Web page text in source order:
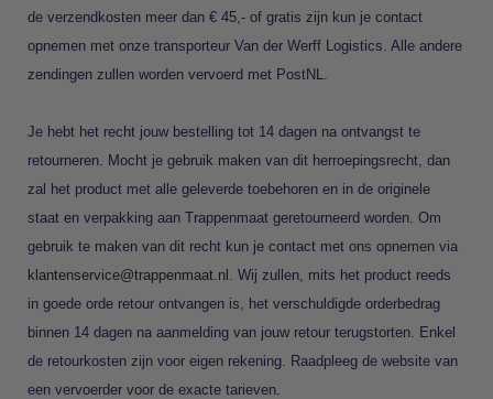
de verzendkosten meer dan € 45,- of gratis zijn kun je contact
opnemen met onze transporteur Van der Werff Logistics. Alle andere
zendingen zullen worden vervoerd met PostNL.
Je hebt het recht jouw bestelling tot 14 dagen na ontvangst te
retourneren. Mocht je gebruik maken van dit herroepingsrecht, dan
zal het product met alle geleverde toebehoren en in de originele
staat en verpakking aan Trappenmaat geretourneerd worden. Om
gebruik te maken van dit recht kun je contact met ons opnemen via
klantenservice@trappenmaat.nl . Wij zullen, mits het product reeds
in goede orde retour ontvangen is, het verschuldigde orderbedrag
binnen 14 dagen na aanmelding van jouw retour terugstorten. Enkel
de retourkosten zijn voor eigen rekening. Raadpleeg de website van
een vervoerder voor de exacte tarieven.